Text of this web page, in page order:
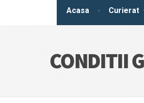
Acasa Curierat
CONDITII